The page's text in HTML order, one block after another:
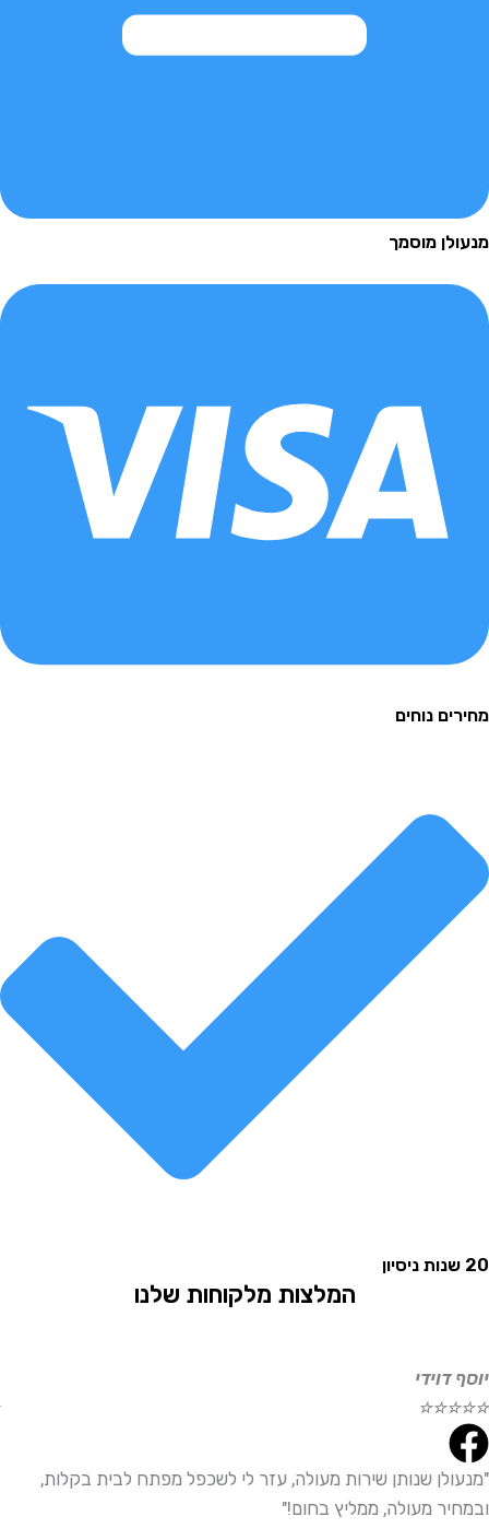
מוסמך
נוחים
המלצות מלקוחות שלנו
דוידי
☆
☆
☆
☆
שנותן שירות מעולה, עזר לי לשכפל מפתח לבית בקלות,
מעולה, ממליץ בחום!"